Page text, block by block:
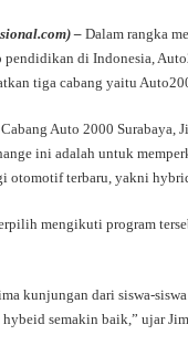
– Dalam rangka
pendidikan di Indonesia,
tiga cabang yaitu
Auto 2000 Surabaya,
ini adalah untuk
otomotif terbaru, yakni
mengikuti program
kunjungan dari siswa-
semakin baik,” ujar